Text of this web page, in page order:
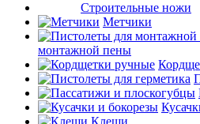
Строительные ножи
Метчики
монтажной пены
Клещи